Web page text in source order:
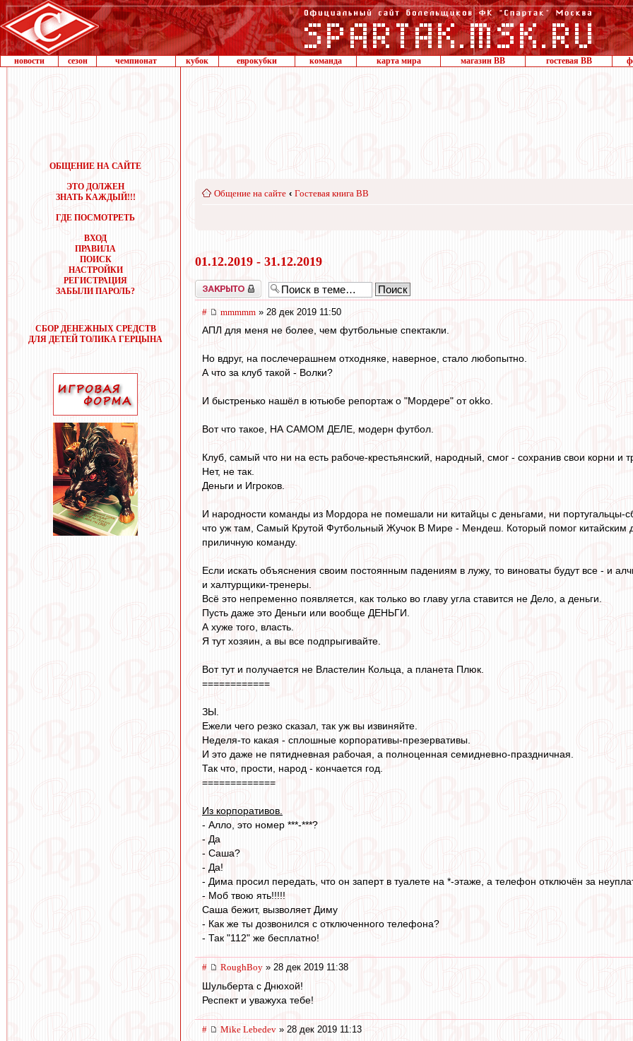
новости сезон чемпионат кубок еврокубки команда карта мира магазин ВВ гостевая ВВ
ОБЩЕНИЕ НА САЙТЕ
ЭТО ДОЛЖЕН
ЗНАТЬ КАЖДЫЙ!!!
ГДЕ ПОСМОТРЕТЬ
ВХОД
ПРАВИЛА
ПОИСК
НАСТРОЙКИ
РЕГИСТРАЦИЯ
ЗАБЫЛИ ПАРОЛЬ?
СБОР ДЕНЕЖНЫХ СРЕДСТВ
ДЛЯ ДЕТЕЙ ТОЛИКА ГЕРЦЫНА
Общение на сайте ‹ Гостевая книга ВВ
01.12.2019 - 31.12.2019
Закрыто
# mmmmm » 28 дек 2019 11:50
АПЛ для меня не более, чем футбольные спектакли.
Но вдруг, на послечерашнем отходняке, наверное, стало любопытно.
А что за клуб такой - Волки?
И быстренько нашёл в ютьюбе репортаж о "Мордере" от okko.
Вот что такое, НА САМОМ ДЕЛЕ, модерн футбол.
Клуб, самый что ни на есть рабоче-крестьянский, народный, смог - сохранив свои корни и
Нет, не так.
Деньги и Игроков.
И народности команды из Мордора не помешали ни китайцы с деньгами, ни португальцы-
что уж там, Самый Крутой Футбольный Жучок В Мире - Мендеш. Который помог китайским
приличную команду.
Если искать объяснения своим постоянным падениям в лужу, то виноваты будут все - и
и халтурщики-тренеры.
Всё это непременно появляется, как только во главу угла ставится не Дело, а деньги.
Пусть даже это Деньги или вообще ДЕНЬГИ.
А хуже того, власть.
Я тут хозяин, а вы все подпрыгивайте.
Вот тут и получается не Властелин Кольца, а планета Плюк.
============
ЗЫ.
Ежели чего резко сказал, так уж вы извиняйте.
Неделя-то какая - сплошные корпоративы-презервативы.
И это даже не пятидневная рабочая, а полноценная семидневно-праздничная.
Так что, прости, народ - кончается год.
=============
Из корпоративов.
- Алло, это номер ***-***?
- Да
- Саша?
- Да!
- Дима просил передать, что он заперт в туалете на *-этаже, а телефон отключён за
- Моб твою ять!!!!!
Саша бежит, вызволяет Диму
- Как же ты дозвонился с отключенного телефона?
- Так "112" же бесплатно!
# RoughBoy » 28 дек 2019 11:38
Шульберта с Днюхой!
Респект и уважуха тебе!
# Mike Lebedev » 28 дек 2019 11:13